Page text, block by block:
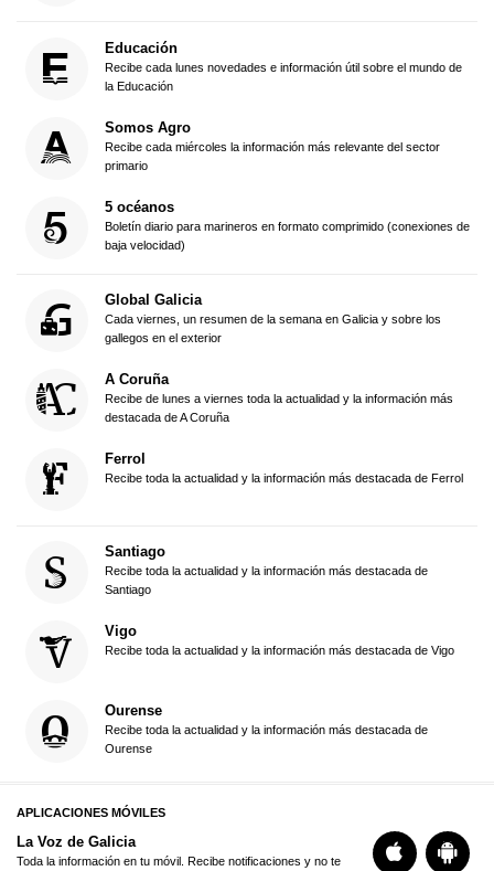
Educación
Recibe cada lunes novedades e información útil sobre el mundo de
la Educación
Somos Agro
Recibe cada miércoles la información más relevante del sector
primario
5 océanos
Boletín diario para marineros en formato comprimido (conexiones de
baja velocidad)
Global Galicia
Cada viernes, un resumen de la semana en Galicia y sobre los
gallegos en el exterior
A Coruña
Recibe de lunes a viernes toda la actualidad y la información más
destacada de A Coruña
Ferrol
Recibe toda la actualidad y la información más destacada de Ferrol
Santiago
Recibe toda la actualidad y la información más destacada de
Santiago
Vigo
Recibe toda la actualidad y la información más destacada de Vigo
Ourense
Recibe toda la actualidad y la información más destacada de
Ourense
APLICACIONES MÓVILES
La Voz de Galicia
Toda la información en tu móvil. Recibe notificaciones y no te